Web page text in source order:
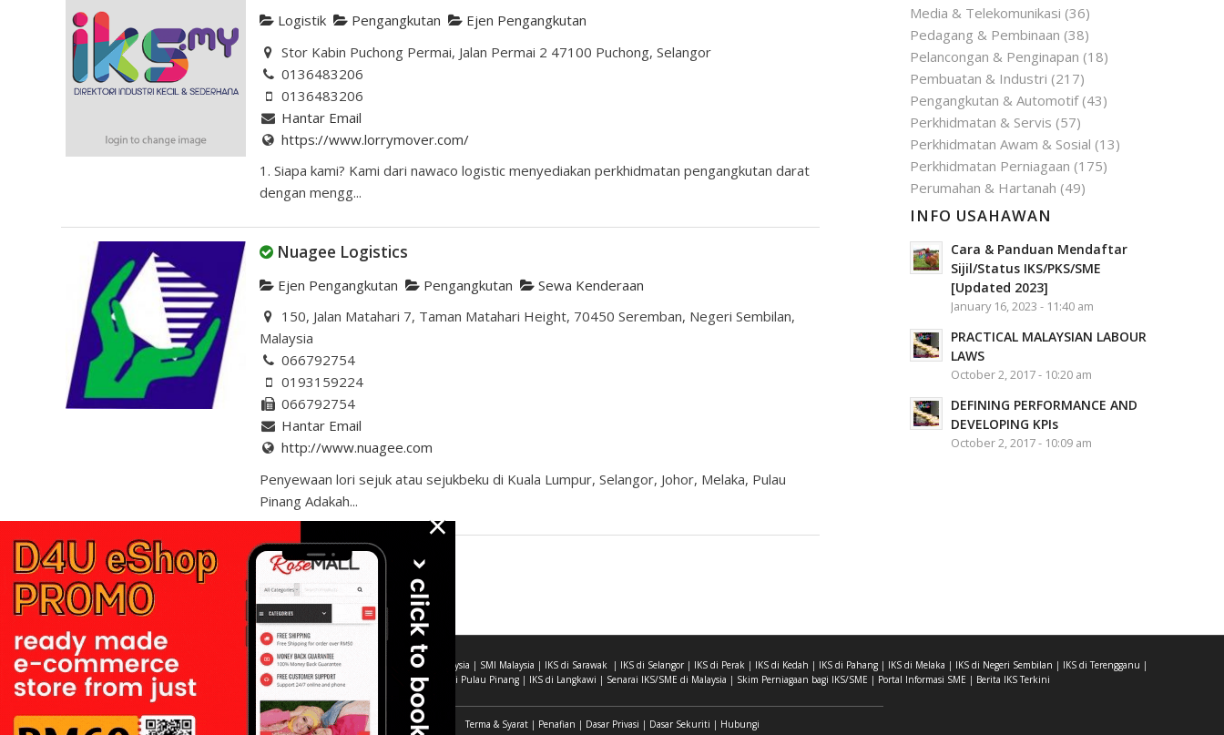
Logistik Pengangkutan
Ejen Pengangkutan
Stor Kabin Puchong Permai, Jalan Permai 2 47100 Puchong, Selangor
0136483206
0136483206
Hantar Email
https://www.lorrymover.com/
1. Siapa kami? Kami dari nawaco logistic menyediakan perkhidmatan pengangkutan darat
dengan mengg...
Nuagee Logistics
Ejen Pengangkutan Pengangkutan
Sewa Kenderaan
150, Jalan Matahari 7, Taman Matahari Height, 70450 Seremban, Negeri Sembilan,
Malaysia
066792754
0193159224
066792754
Hantar Email
http://www.nuagee.com
Penyewaan lori sejuk atau sejukbeku di Kuala Lumpur, Selangor, Johor, Melaka, Pulau
Pinang Adakah...
Showing 4 results
Media & Telekomunikasi (36)
Pedagang & Pembinaan (38)
Pelancongan & Penginapan (18)
Pembuatan & Industri (217)
Pengangkutan & Automotif(43)
Perkhidmatan & Servis (57)
Perkhidmatan Awam & Sosial (13)
Perkhidmatan Perniagaan (175)
Perumahan & Hartanah (49)
INFO USAHAWAN
Cara & Panduan Mendaftar
Sijil/Status IKS/PKS/SME
[Updated 2023]
January 16, 2023 - 11:40 am
PRACTICAL MALAYSIAN LABOUR
LAWS
October 2, 2017 - 10:20 am
DEFINING PERFORMANCE AND
DEVELOPING KPIs
October 2, 2017 - 10:09 am
IKS Makanan Malaysia| IKS Perabot di Malaysia|Industri Kecil & Sederhana |SME Malaysia | SMI Malaysia | IKS di Sarawak | IKS di Selangor| IKS di Perak | IKS di Kedah | IKS di Pahang| IKS di Melaka | IKS di Negeri Sembilan | IKS di Terengganu |
IKS di Kelantan
| IKS di Perlis|IKS di Johor IKS di Sabah| IKS di Pulau Pinang| IKS di Langkawi | Senarai IKS/SME di Malaysia | Skim Perniagaan bagi IKS/SME | Portal Informasi SME | Berita IKS Terkini
Terma & Syarat| Penafian | Dasar Privasi | Dasar Sekuriti | Hubungi
×